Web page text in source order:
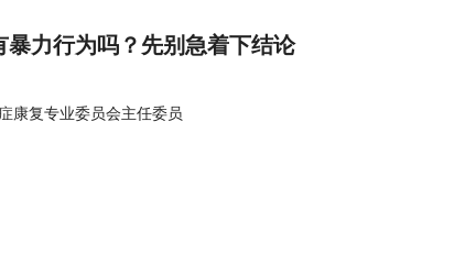
暴力行为吗？先别急着下结论
康复专业委员会主任委员